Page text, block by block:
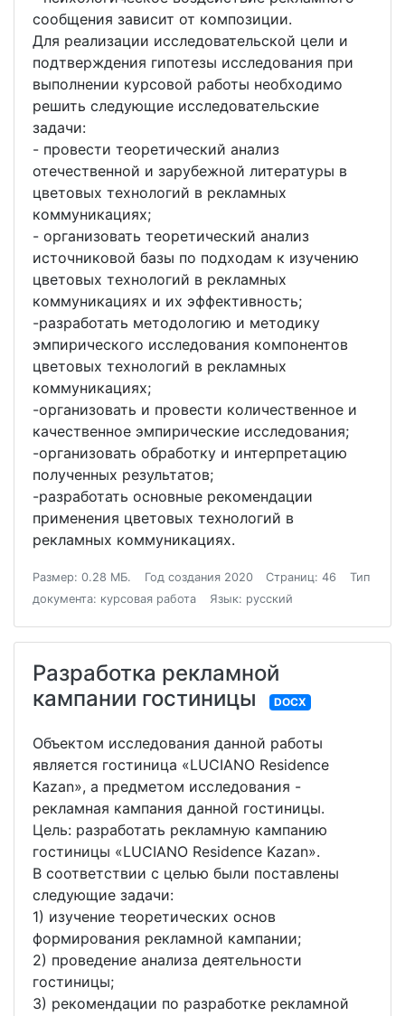
сообщения зависит от композиции.
Для реализации исследовательской цели и
подтверждения гипотезы исследования при
выполнении курсовой работы необходимо
решить следующие исследовательские
задачи:
- провести теоретический анализ
отечественной и зарубежной литературы в
цветовых технологий в рекламных
коммуникациях;
- организовать теоретический анализ
источниковой базы по подходам к изучению
цветовых технологий в рекламных
коммуникациях и их эффективность;
-разработать методологию и методику
эмпирического исследования компонентов
цветовых технологий в рекламных
коммуникациях;
-организовать и провести количественное и
качественное эмпирические исследования;
-организовать обработку и интерпретацию
полученных результатов;
-разработать основные рекомендации
применения цветовых технологий в
рекламных коммуникациях.
Размер: 0.28 МБ. Год создания 2020 Страниц: 46
Тип
документа: курсовая работа
Язык: русский
Разработка рекламной
кампании гостиницы
DOCX
Объектом исследования данной работы
является гостиница «LUCIANO Residence
Kazan», а предметом исследования -
рекламная кампания данной гостиницы.
Цель: разработать рекламную кампанию
гостиницы «LUCIANO Residence Kazan».
В соответствии с целью были поставлены
следующие задачи:
1) изучение теоретических основ
формирования рекламной кампании;
2) проведение анализа деятельности
гостиницы;
3) рекомендации по разработке рекламной